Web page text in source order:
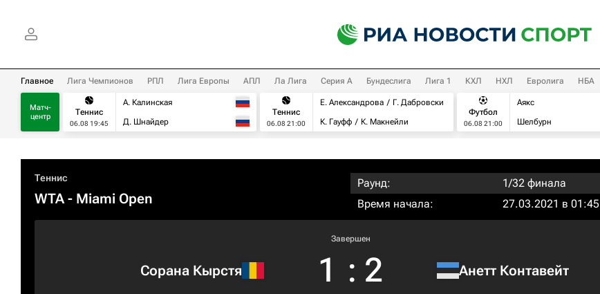
Главное Лига Чемпионов РПЛ Лига Европы АПЛ Ла Лига Серия А Бундеслига Лига 1 КХЛ НХЛ Евролига НБА
Матч-
центр
Теннис
06.08 19:45
А. Калинская
Д. Шнайдер
Теннис
06.08 21:00
Е. Александрова
Г. Дабровски
К. Гауфф
К. Макнейли
Футбол
06.08 21:00
Аякс
Шелбурн
Теннис
WTA- Miami Open
Раунд:
1/32 финала
Время начала:
27.03.2021 в 01:45
Сорана Кырстя
Завершен
1 : 2 Анетт Контавейт